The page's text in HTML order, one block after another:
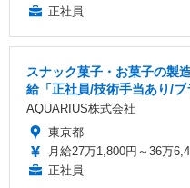
正社員
スナック菓子・お菓子の製
給「正社員/技術手当あり/
AQUARIUS株式会社
東京都
月給27万1,800円～36万
正社員